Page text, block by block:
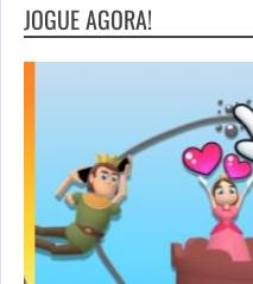
JOGUE AGORA!